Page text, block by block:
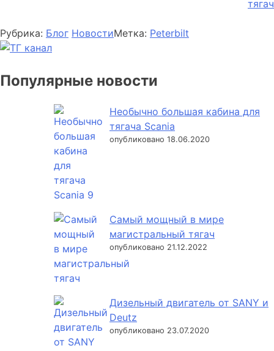
тягач
Рубрика: Блог НовостиМетка: Peterbilt
Популярные новости
Необычно большая кабина для
тягача Scania
опубликовано 18.06.2020
Самый мощный в мире
магистральный тягач
опубликовано 21.12.2022
Дизельный двигатель от SANY и
Deutz
опубликовано 23.07.2020